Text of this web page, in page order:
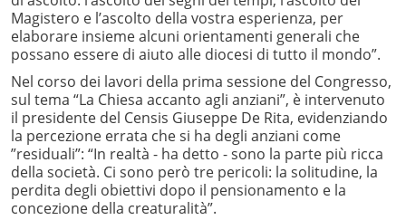
Magistero e l’ascolto della vostra esperienza, per
elaborare insieme alcuni orientamenti generali che
possano essere di aiuto alle diocesi di tutto il mondo”.
Nel corso dei lavori della prima sessione del Congresso,
sul tema “La Chiesa accanto agli anziani”, è intervenuto
il presidente del Censis Giuseppe De Rita, evidenziando
la percezione errata che si ha degli anziani come
”residuali”: “In realtà - ha detto - sono la parte più ricca
della società. Ci sono però tre pericoli: la solitudine, la
perdita degli obiettivi dopo il pensionamento e la
concezione della creaturalità”.